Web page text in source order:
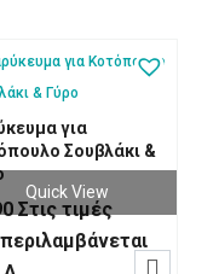
για
Σουβλάκι &
Στις τιμές
Quick View
